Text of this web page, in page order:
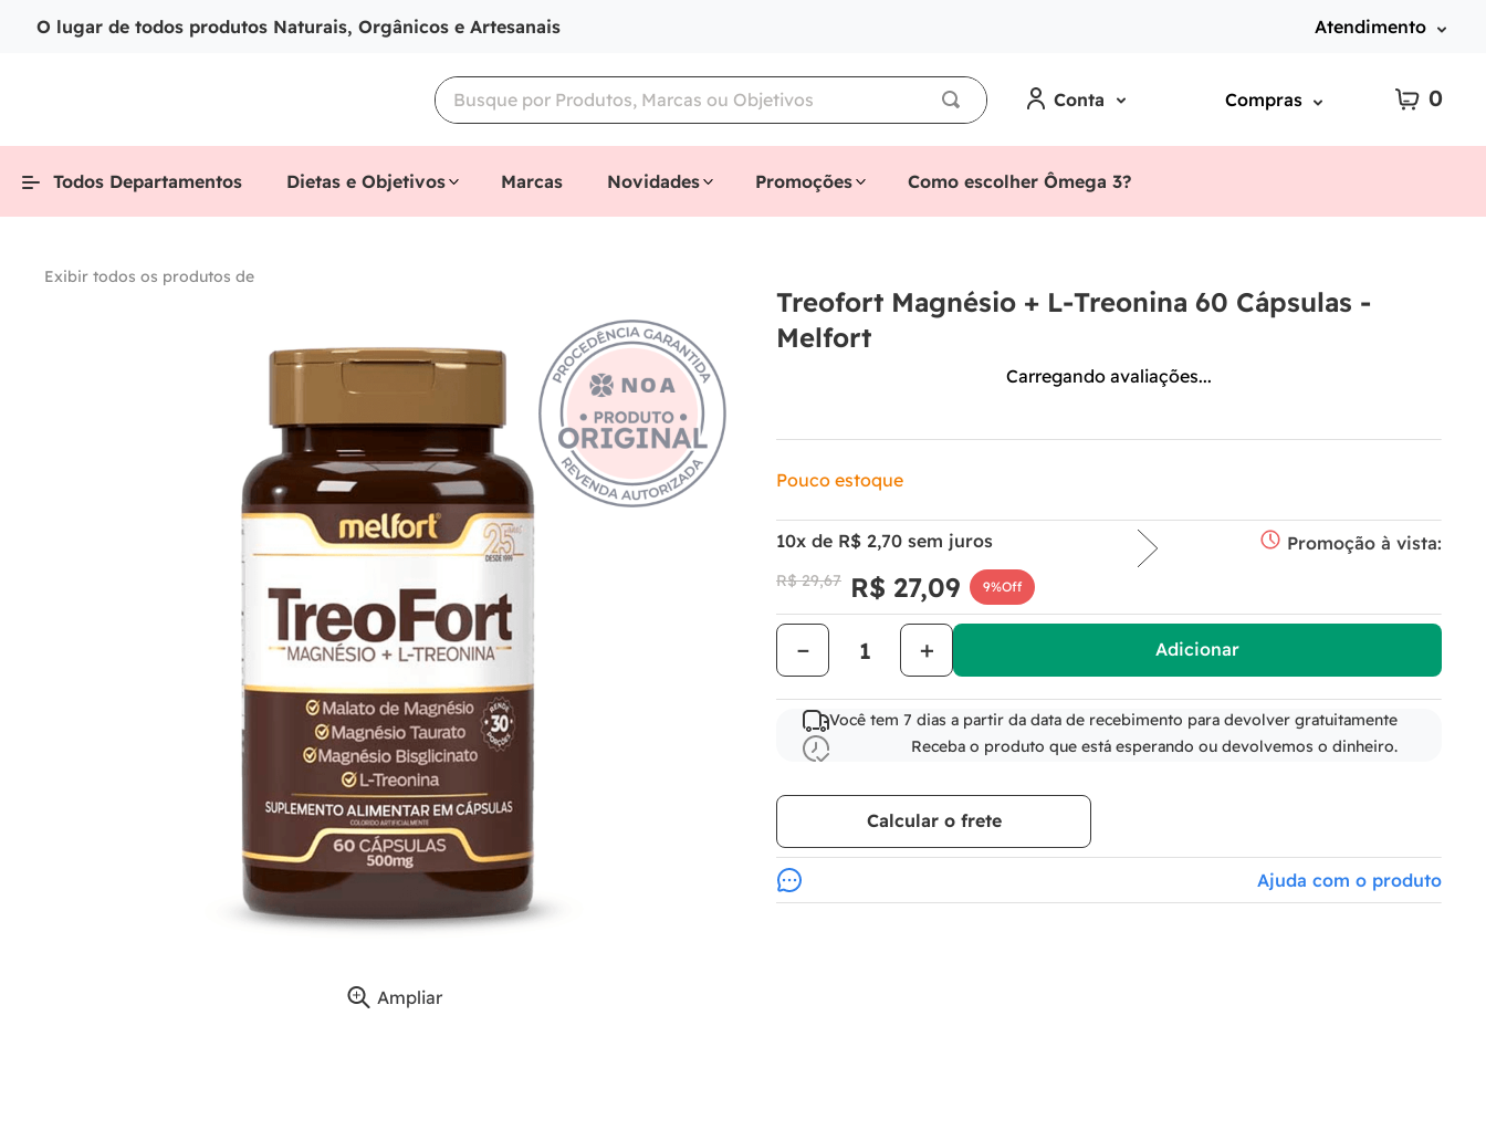
O lugar de todos produtos Naturais, Orgânicos e Artesanais Atendimento
Conta Compras 0
Todos Departamentos Dietas e Objetivos Marcas Novidades Promoções Como escolher Ômega 3?
Exibir todos os produtos de
Ampliar
Treofort Magnésio + L-Treonina 60 Cápsulas -
Melfort
Carregando avaliações...
Pouco estoque
10x de R$ 2,70 sem juros
R$ 29,67 R$ 27,09 9%Off
Promoção à vista:
＋
－ Adicionar
Você tem 7 dias a partir da data de recebimento para devolver gratuitamente
Receba o produto que está esperando ou devolvemos o dinheiro.
Calcular o frete
Ajuda com o produto